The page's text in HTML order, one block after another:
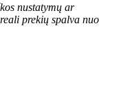
nustatymų ar
prekių spalva nuo